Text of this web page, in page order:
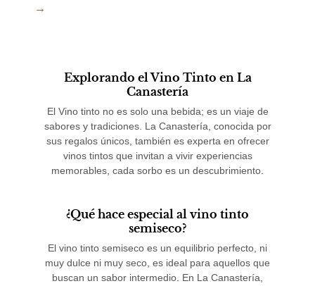
→
Explorando el Vino Tinto en La
Canastería
El Vino tinto no es solo una bebida; es un viaje de
sabores y tradiciones. La Canastería, conocida por
sus regalos únicos, también es experta en ofrecer
vinos tintos que invitan a vivir experiencias
memorables, cada sorbo es un descubrimiento.
¿Qué hace especial al vino tinto
semiseco?
El vino tinto semiseco es un equilibrio perfecto, ni
muy dulce ni muy seco, es ideal para aquellos que
buscan un sabor intermedio. En La Canastería,